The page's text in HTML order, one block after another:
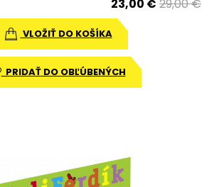
23,00 € 29,00 €
VLOŽIŤ DO KOŠÍKA
PRIDAŤ DO OBĽÚBENÝCH